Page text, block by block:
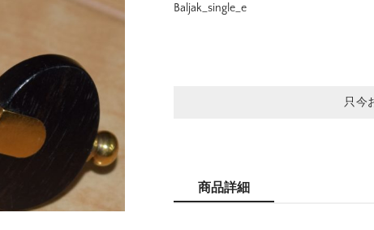
Baljak_single_e
只今
商品詳細